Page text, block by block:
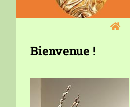
Bienvenue !